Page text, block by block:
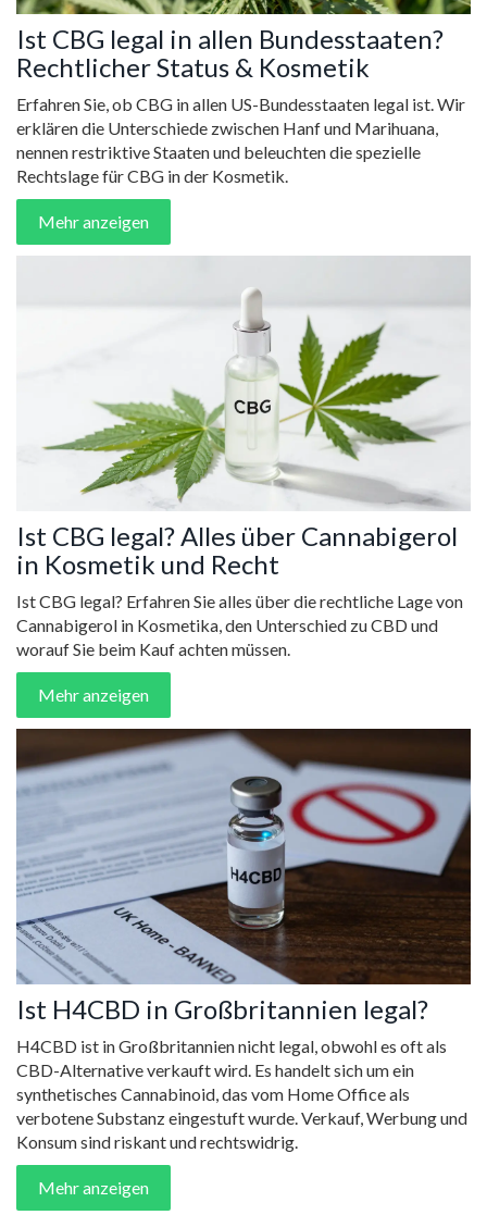
Ist CBG legal in allen Bundesstaaten?
Rechtlicher Status & Kosmetik
Erfahren Sie, ob CBG in allen US-Bundesstaaten legal ist. Wir
erklären die Unterschiede zwischen Hanf und Marihuana,
nennen restriktive Staaten und beleuchten die spezielle
Rechtslage für CBG in der Kosmetik.
Mehr anzeigen
Ist CBG legal? Alles über Cannabigerol
in Kosmetik und Recht
Ist CBG legal? Erfahren Sie alles über die rechtliche Lage von
Cannabigerol in Kosmetika, den Unterschied zu CBD und
worauf Sie beim Kauf achten müssen.
Mehr anzeigen
Ist H4CBD in Großbritannien legal?
H4CBD ist in Großbritannien nicht legal, obwohl es oft als
CBD-Alternative verkauft wird. Es handelt sich um ein
synthetisches Cannabinoid, das vom Home Office als
verbotene Substanz eingestuft wurde. Verkauf, Werbung und
Konsum sind riskant und rechtswidrig.
Mehr anzeigen